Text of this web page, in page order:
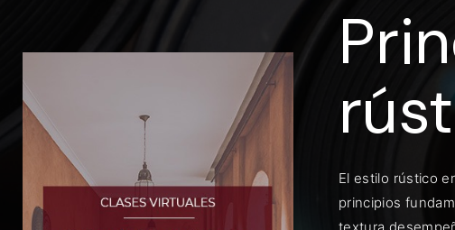
El estilo rústico
principios
https://
Dirección de